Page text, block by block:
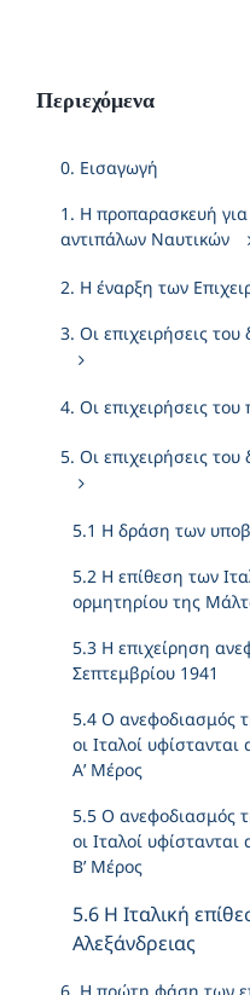
Περιεχόμενα
0. Εισαγωγή
1. Η προπαρασκευή
αντιπάλων Ναυτικών
2. Η έναρξη των
3. Οι επιχειρήσεις
4. Οι επιχειρήσεις
5. Οι επιχειρήσεις
5.1 Η δράση των
5.2 Η επίθεση των
ορμητηρίου της
5.3 Η επιχείρηση
Σεπτεμβρίου 1941
5.4 Ο ανεφοδιασμός
οι Ιταλοί
Α’ Μέρος
5.5 Ο ανεφοδιασμός
οι Ιταλοί
Β’ Μέρος
5.6 Η Ιταλική
Αλεξάνδρειας